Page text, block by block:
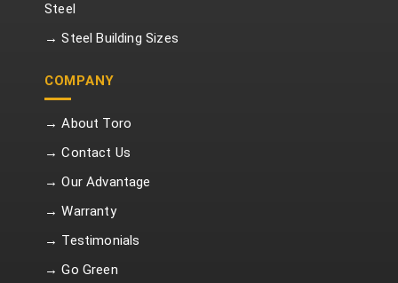
Steel
→ Steel Building Sizes
COMPANY
→ About Toro
→ Contact Us
→ Our Advantage
→ Warranty
→ Testimonials
→ Go Green